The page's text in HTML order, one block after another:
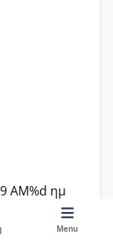
AM%d ημ
Menu